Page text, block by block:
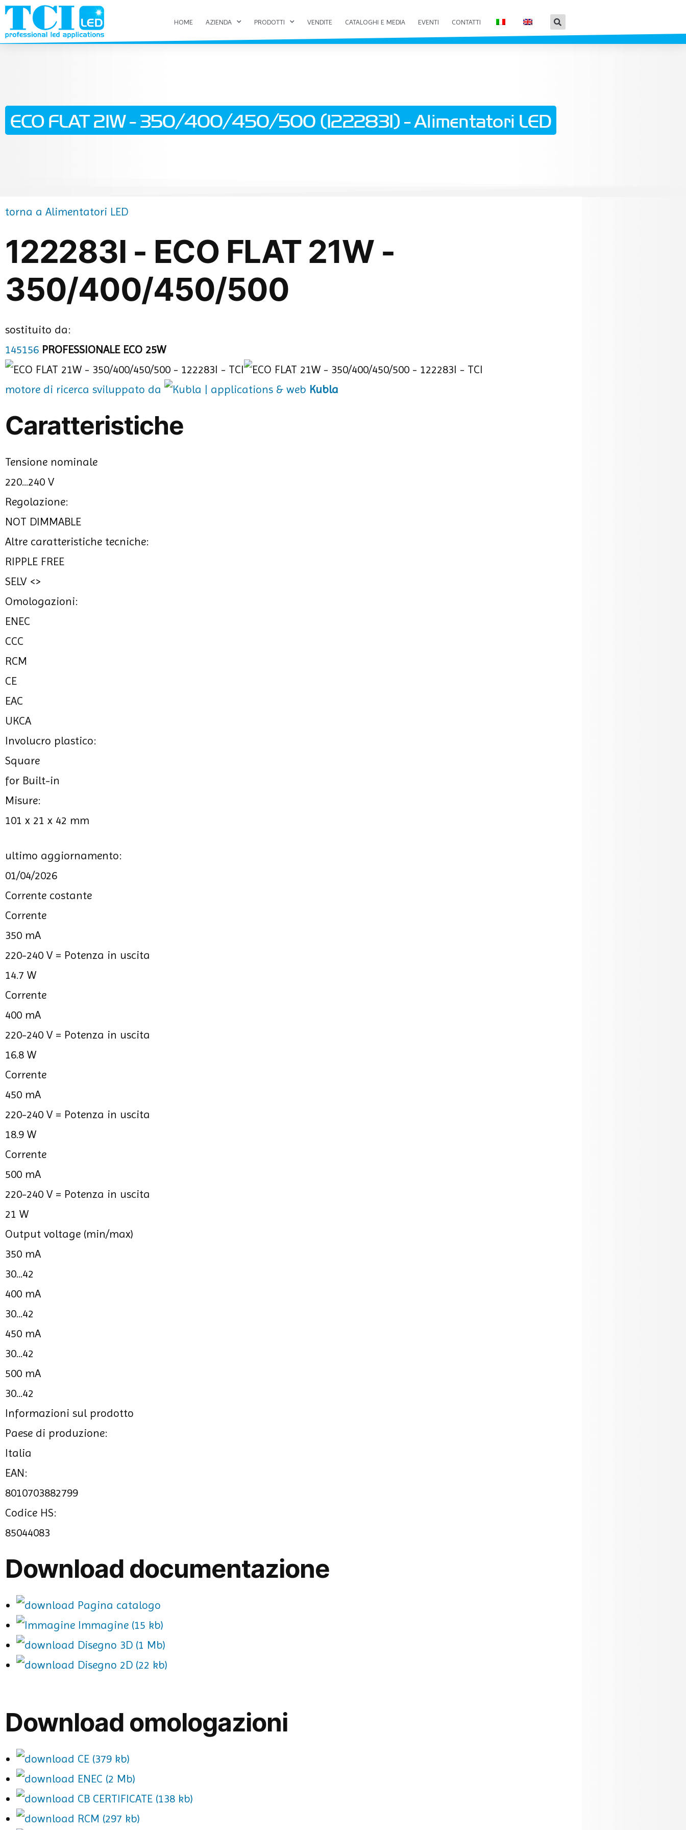
HOME AZIENDA PRODOTTI VENDITE CATALOGHI E MEDIA EVENTI CONTATTI
ECO FLAT 21W - 350/400/450/500 (122283I) - Alimentatori LED
torna a Alimentatori LED
122283I - ECO FLAT 21W -
350/400/450/500
sostituito da:
145156 PROFESSIONALE ECO 25W
motore di ricerca sviluppato da Kubla
Caratteristiche
Tensione nominale
220...240 V
Regolazione:
NOT DIMMABLE
Altre caratteristiche tecniche:
RIPPLE FREE
SELV <>
Omologazioni:
ENEC
CCC
RCM
CE
EAC
UKCA
Involucro plastico:
Square
for Built-in
Misure:
101 x 21 x 42 mm
ultimo aggiornamento:
01/04/2026
Corrente costante
Corrente
350 mA
220-240 V = Potenza in uscita
14.7 W
Corrente
400 mA
220-240 V = Potenza in uscita
16.8 W
Corrente
450 mA
220-240 V = Potenza in uscita
18.9 W
Corrente
500 mA
220-240 V = Potenza in uscita
21 W
Output voltage (min/max)
350 mA
30...42
400 mA
30...42
450 mA
30...42
500 mA
30...42
Informazioni sul prodotto
Paese di produzione:
Italia
EAN:
8010703882799
Codice HS:
85044083
Download documentazione
Pagina catalogo
Immagine (15 kb)
Disegno 3D (1 Mb)
Disegno 2D (22 kb)
Download omologazioni
CE (379 kb)
ENEC (2 Mb)
CB CERTIFICATE (138 kb)
RCM (297 kb)